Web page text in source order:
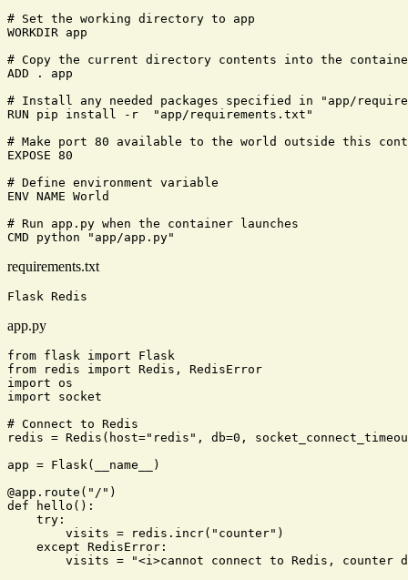
# Set the working directory to app
WORKDIR app
# Copy the current directory contents into the
ADD . app
# Install any needed packages specified in "app/
RUN pip install -r  "app/requirements.txt"
# Make port 80 available to the world outside this
EXPOSE 80
# Define environment variable
ENV NAME World
# Run app.py when the container launches
requirements.txt
Flask Redis
app.py
from flask import Flask
from redis import Redis, RedisError
import os
import socket
# Connect to Redis
redis = Redis(host="redis", db=0,
app = Flask(__name__)
@app.route("/")
def hello():
try:
visits = redis.incr("counter")
except RedisError:
visits = "<i>cannot connect to Redis, counter